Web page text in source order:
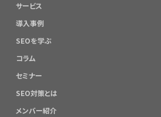
サービス
導入事例
SEOを学ぶ
コラム
セミナー
SEO対策とは
メンバー紹介